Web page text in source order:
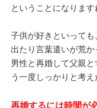
ということになります
子供が好きといって
出たり言葉遣いが荒か
男性と再婚して父親
う一度しっかりと考え
再婚するには時間が